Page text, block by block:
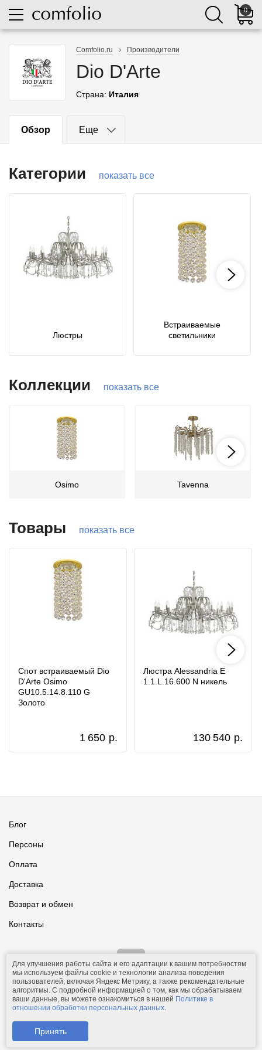
0
Comfolio.ru Производители
Dio D'Arte
Страна: Италия
Обзор Еще
Категории показать все
Люстры
Встраиваемые
светильники
Коллекции показать все
Osimo Tavenna
Товары показать все
Спот встраиваемый Dio
D'Arte Osimo
GU10.5.14.8.110 G
Золото
1 650 р.
Люстра Alessandria E
1.1.L.16.600 N никель
130 540 р.
Блог
Персоны
Оплата
Доставка
Возврат и обмен
Контакты
© 2011-2026.Comfolio.ru— интернет-магазин текстиля и товаров
для дома.
Для улучшения работы сайта и его адаптации к вашим потребностям
мы используем файлы cookie и технологии анализа поведения
пользователей, включая Яндекс Метрику, а также рекомендательные
алгоритмы. С подробной информацией о том, как мы обрабатываем
ваши данные, вы можете ознакомиться в нашей Политике в
отношении обработки персональных данных.
Принять